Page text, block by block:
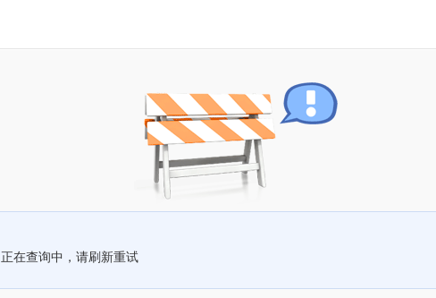
正在查询中，请刷新重试